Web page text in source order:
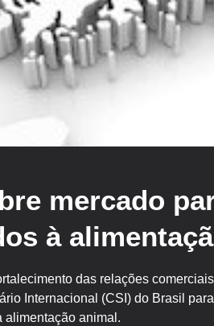
mercado
à
das relações
Internacional (CSI) do Brasil
alimentação animal.